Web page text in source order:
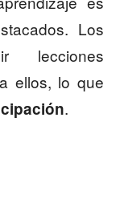
Los
lecciones
ellos, lo que
.